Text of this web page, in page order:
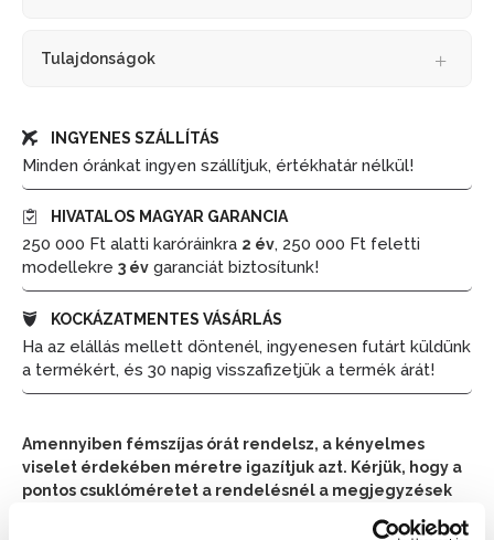
Tulajdonságok
INGYENES SZÁLLÍTÁS
Minden óránkat ingyen szállítjuk, értékhatár nélkül!
HIVATALOS MAGYAR GARANCIA
250 000 Ft alatti karóráinkra 2 év, 250 000 Ft feletti
modellekre 3 év garanciát biztosítunk!
KOCKÁZATMENTES VÁSÁRLÁS
Ha az elállás mellett döntenél, ingyenesen futárt küldünk
a termékért, és 30 napig visszafizetjük a termék árát!
Amennyiben fémszíjas órát rendelsz, a kényelmes
viselet érdekében méretre igazítjuk azt. Kérjük, hogy a
pontos csuklóméretet a rendelésnél a megjegyzések